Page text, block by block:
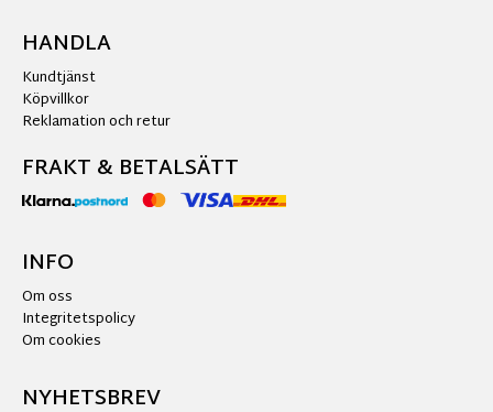
HANDLA
Kundtjänst
Köpvillkor
Reklamation och retur
FRAKT & BETALSÄTT
INFO
Om oss
Integritetspolicy
Om cookies
NYHETSBREV